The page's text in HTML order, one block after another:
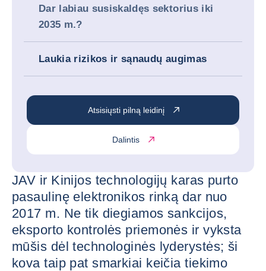
Dar labiau susiskaldęs sektorius iki
2035 m.?
Laukia rizikos ir sąnaudų augimas
Atsisiųsti pilną leidinį
Dalintis
JAV ir Kinijos technologijų karas purto
pasaulinę elektronikos rinką dar nuo
2017 m. Ne tik diegiamos sankcijos,
eksporto kontrolės priemonės ir vyksta
mūšis dėl technologinės lyderystės; ši
kova taip pat smarkiai keičia tiekimo